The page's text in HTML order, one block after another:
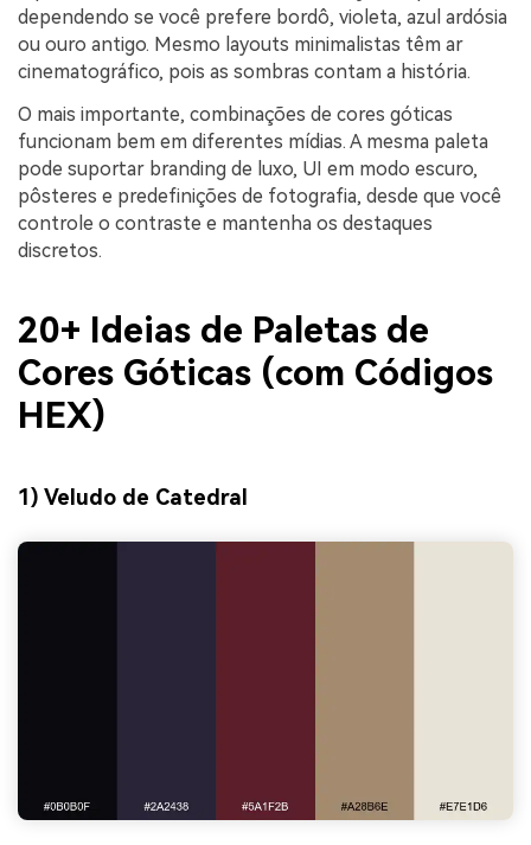
dependendo se você prefere bordô, violeta, azul ardósia
ou ouro antigo. Mesmo layouts minimalistas têm ar
cinematográfico, pois as sombras contam a história.
O mais importante, combinações de cores góticas
funcionam bem em diferentes mídias. A mesma paleta
pode suportar branding de luxo, UI em modo escuro,
pôsteres e predefinições de fotografia, desde que você
controle o contraste e mantenha os destaques
discretos.
20+ Ideias de Paletas de
Cores Góticas (com Códigos
HEX)
1) Veludo de Catedral